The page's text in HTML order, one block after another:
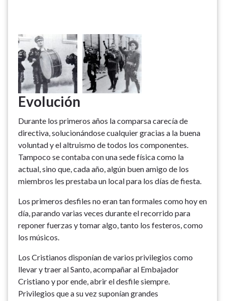
Evolución
Durante los primeros años la comparsa carecía de
directiva, solucionándose cualquier gracias a la buena
voluntad y el altruismo de todos los componentes.
Tampoco se contaba con una sede física como la
actual, sino que, cada año, algún buen amigo de los
miembros les prestaba un local para los días de fiesta.
Los primeros desfiles no eran tan formales como hoy en
día, parando varias veces durante el recorrido para
reponer fuerzas y tomar algo, tanto los festeros, como
los músicos.
Los Cristianos disponían de varios privilegios como
llevar y traer al Santo, acompañar al Embajador
Cristiano y por ende, abrir el desfile siempre.
Privilegios que a su vez suponían grandes